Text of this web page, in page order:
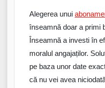
Alegerea unui
înseamnă doar a primi
Înseamnă a investi în
moralul angajaților.
pe baza unor date
că nu vei avea